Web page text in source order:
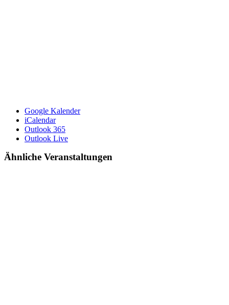
Google Kalender
iCalendar
Outlook 365
Outlook Live
Ähnliche Veranstaltungen